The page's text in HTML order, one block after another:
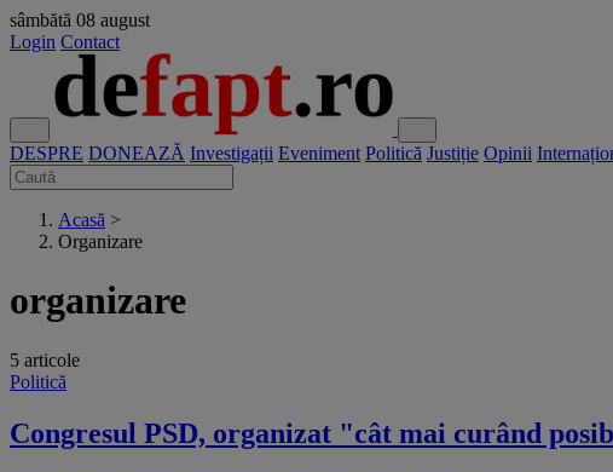
sâmbătă 08 august
Login Contact
DESPRE DONEAZĂ Investigații Eveniment Politică Justiție Opinii
Acasă >
Organizare
organizare
5 articole
Politică
Congresul PSD, organizat "cât mai curând